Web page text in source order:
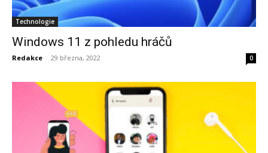
Technologie
Windows 11 z pohledu hráčů
Redakce - 29 března, 2022 0